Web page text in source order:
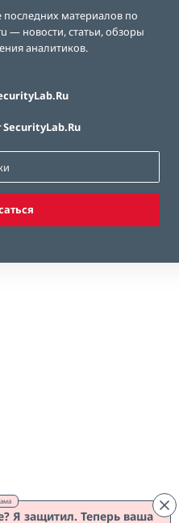
Я защитил. Теперь ваша
материалов по
— новости, статьи, обзоры
аналитиков.